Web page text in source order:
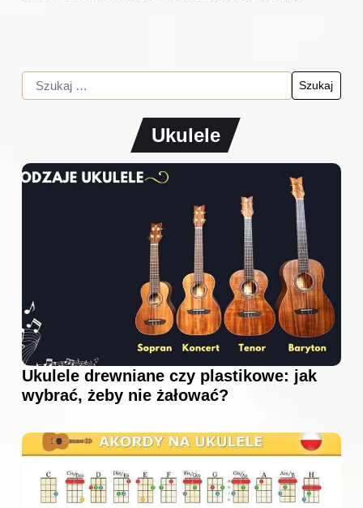
Ukulele
Ukulele drewniane czy plastikowe: jak
wybrać, żeby nie żałować?